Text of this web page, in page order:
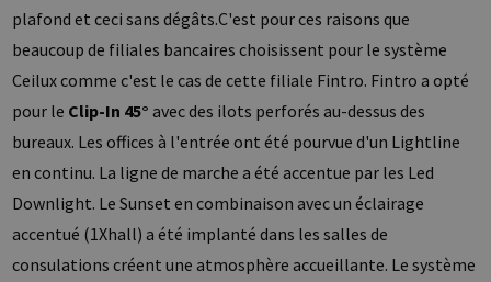
plafond et ceci sans dégâts.C'est pour ces raisons que
beaucoup de filiales bancaires choisissent pour le système
Ceilux comme c'est le cas de cette filiale Fintro. Fintro a opté
pour le Clip-In 45° avec des ilots perforés au-dessus des
bureaux. Les offices à l'entrée ont été pourvue d'un Lightline
en continu. La ligne de marche a été accentue par les Led
Downlight. Le Sunset en combinaison avec un éclairage
accentué (1Xhall) a été implanté dans les salles de
consulations créent une atmosphère accueillante. Le système